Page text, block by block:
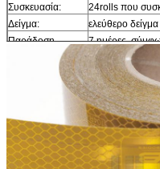
Συσκευασία:
24rolls που
Δείγμα:
ελεύθερο
Παράδοση
7 ημέρες,